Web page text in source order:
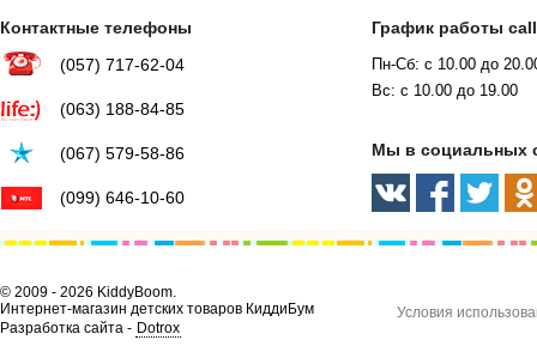
Контактные телефоны
(057) 717-62-04
(063) 188-84-85
(067) 579-58-86
(099) 646-10-60
График работы
Пн-Сб: с 10.00 до
Вс: с 10.00 до 19.00
Мы в социальных
© 2009 - 2026 KiddyBoom.
Интернет-магазин детских товаров КиддиБум
Разработка сайта - Dotrox
Условия